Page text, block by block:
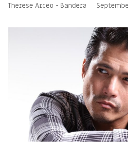
Therese Arceo - Bandera